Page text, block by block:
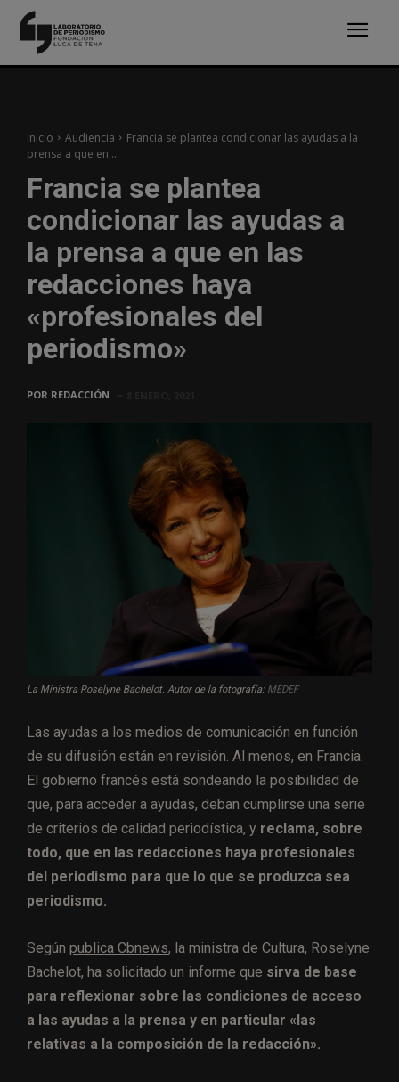
Inicio Audiencia
Francia se plantea condicionar las ayudas a la
prensa a que en...
Francia se plantea
condicionar las ayudas a
la prensa a que en las
redacciones haya
«profesionales del
periodismo»
POR REDACCIÓN
La Ministra Roselyne Bachelot. Autor de la fotografía: MEDEF
Las ayudas a los medios de comunicación en función
de su difusión están en revisión. Al menos, en Francia.
El gobierno francés está sondeando la posibilidad de
que, para acceder a ayudas, deban cumplirse una serie
de criterios de calidad periodística, y reclama, sobre
todo, que en las redacciones haya profesionales
del periodismo para que lo que se produzca sea
periodismo.
Según publica Cbnews, la ministra de Cultura, Roselyne
Bachelot, ha solicitado un informe que sirva de base
para reflexionar sobre las condiciones de acceso
a las ayudas a la prensa y en particular «las
relativas a la composición de la redacción».